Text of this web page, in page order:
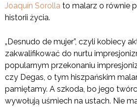
Joaquín Sorolla to malarz o równie
historii życia.
„Desnudo de mujer”, czyli kobiecy
zakwalifikować do nurtu
popularnym przekonaniu
czy Degas, o tym hiszpańskim
pamiętamy. A szkoda, bo jego
wywołują uśmiech na ustach. Nie